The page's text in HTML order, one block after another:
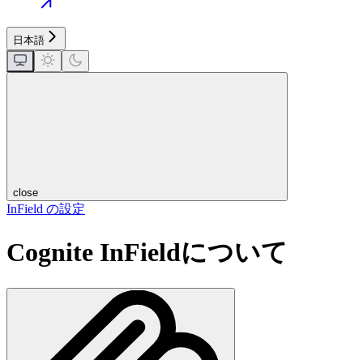
日本語
close
InField の設定
Cognite InFieldについて